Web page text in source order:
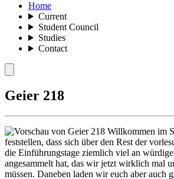
Home
Current
Student Council
Studies
Contact
Geier 218
Willkommen im
feststellen, dass sich über den Rest der
die Einführungstage ziemlich viel an
angesammelt hat, das wir jetzt wirklich mal
müssen. Daneben laden wir euch aber auch